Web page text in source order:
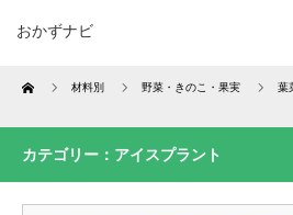
おかずナビ
Home 材料別 野菜・きのこ・果実 葉
カテゴリー：アイスプラント